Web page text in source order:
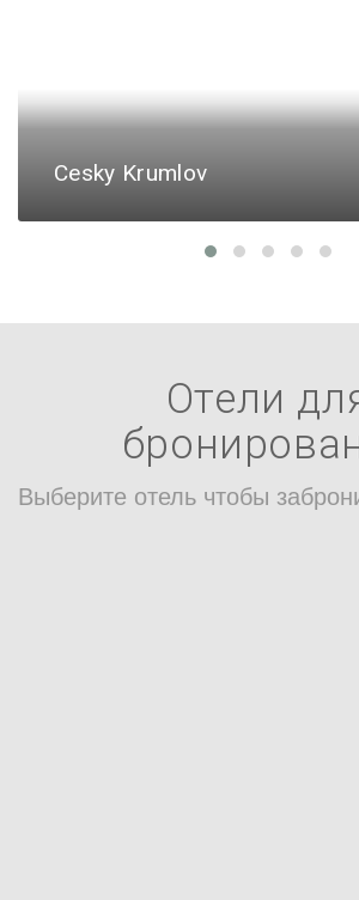
Cesky Krumlov
Отели
Выберите отель чтобы